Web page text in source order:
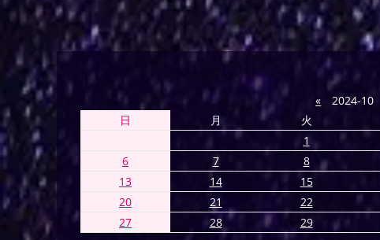
« 2024-10
日 月 火
1
6
7 8
13
14 15
20
21 22
27
28 29